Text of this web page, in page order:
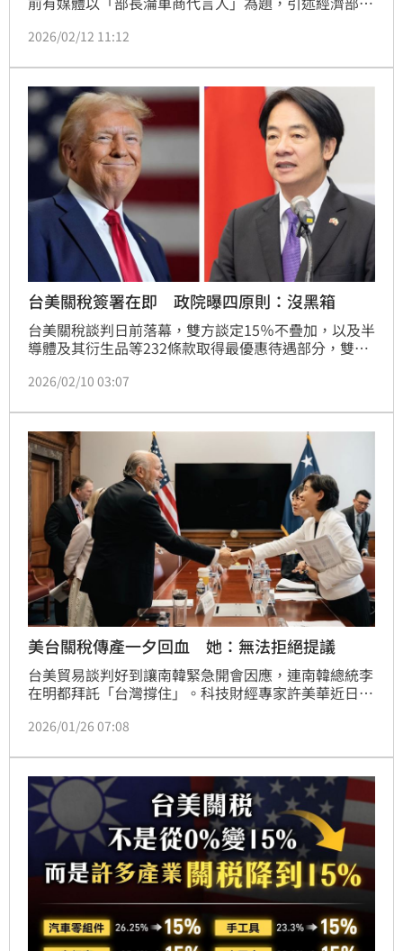
不過，《三立新聞網》重新檢視龔明鑫當天完整談話脈
2026/02/12 11:12
台美關稅簽署在即 政院曝四原則：沒黑箱
台美關稅談判日前落幕，雙方談定15％不疊加，以及半
導體及其衍生品等232條款取得最優惠待遇部分，雙方
（ART）」即完成談判。據了解，行政院副院長鄭麗君
易協定。行政院發言人李慧芝今（10）日表示，行政院
鄭麗君副院長以及談判團隊持續為台美對等貿易協定的
簽署做準備，也始終秉持「維護國家利益」、「守護產
業利益」、「守護國民健康」、「確保糧食安全」四大
原則。
2026/02/10 03:07
美台關稅傳產一夕回血 她：無法拒絕提議
台美貿易談判好到讓南韓緊急開會因應，連南韓總統李
在明都拜託「台灣撐住」。科技財經專家許美華近日針
2026/01/26 07:08